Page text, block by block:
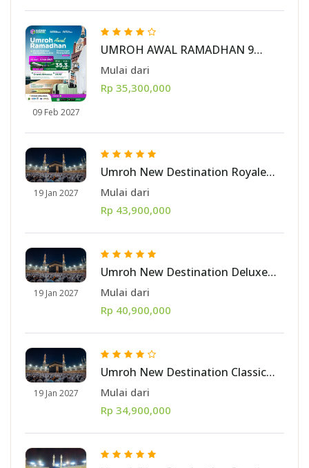
09 Feb 2027
UMROH AWAL RAMADHAN 9
FEBRUARI 2027 (10 HARI)
Mulai dari
Rp 35,300,000
19 Jan 2027
Umroh New Destination Royale
Januari 2027 10 hari [Jakarta]
Mulai dari
Rp 43,900,000
19 Jan 2027
Umroh New Destination Deluxe
Januari 2027 10 hari [Jakarta]
Mulai dari
Rp 40,900,000
19 Jan 2027
Umroh New Destination Classic
Januari 2027 10 hari [Jakarta]
Mulai dari
Rp 34,900,000